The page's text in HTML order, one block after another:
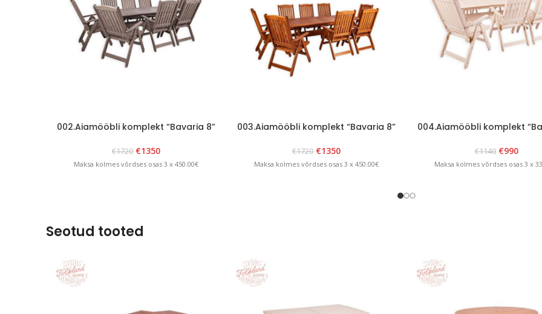
002.Aiamööbli komplekt “Bavaria 8”
€1720 €1350
Maksa kolmes võrdses osas 3 x 450.00€
003.Aiamööbli komplekt “Bavaria 8”
€1720 €1350
Maksa kolmes võrdses osas 3 x 450.00€
004.Aiamööbli komplekt
€1140 €990
Maksa kolmes võrdses osas 3 x
Seotud tooted